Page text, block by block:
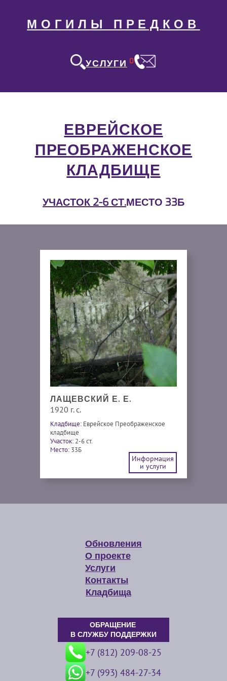
МОГИЛЫ ПРЕДКОВ
УСЛУГИ 0
ЕВРЕЙСКОЕ
ПРЕОБРАЖЕНСКОЕ
КЛАДБИЩЕ
УЧАСТОК 2-6 СТ.МЕСТО 33Б
ЛАЩЕВСКИЙ Е. Е.
1920 г. с.
Кладбище: Еврейское Преображенское
кладбище
Участок: 2-6 ст.
Место: 33Б
Информация
и услуги
Обновления
О проекте
Услуги
Контакты
Кладбища
ОБРАЩЕНИЕ
В СЛУЖБУ ПОДДЕРЖКИ
+7 (812) 209-08-25
+7 (993) 484-27-34